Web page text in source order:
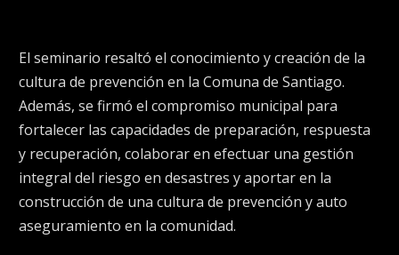
El seminario resaltó el conocimiento y creación de la
cultura de prevención en la Comuna de Santiago.
Además, se firmó el compromiso municipal para
fortalecer las capacidades de preparación, respuesta
y recuperación, colaborar en efectuar una gestión
integral del riesgo en desastres y aportar en la
construcción de una cultura de prevención y auto
aseguramiento en la comunidad.